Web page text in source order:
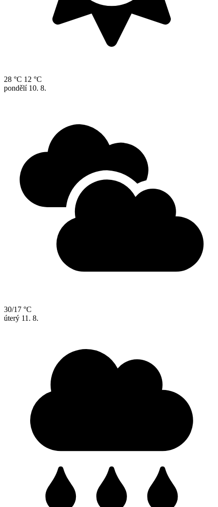
28 °C 12 °C
pondělí 10. 8.
30/17 °C
úterý 11. 8.